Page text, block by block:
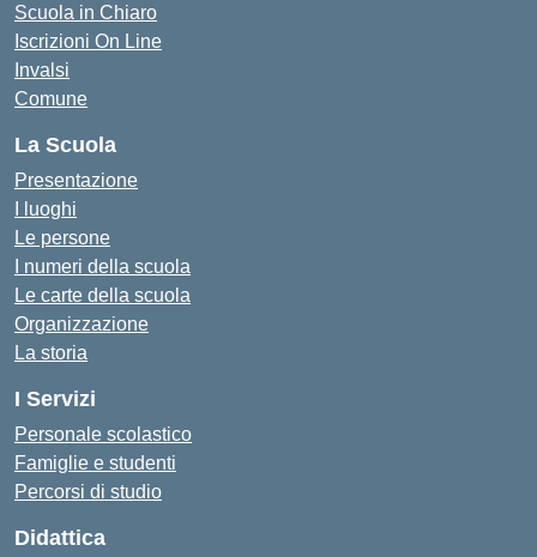
Scuola in Chiaro
Iscrizioni On Line
Invalsi
Comune
La Scuola
Presentazione
I luoghi
Le persone
I numeri della scuola
Le carte della scuola
Organizzazione
La storia
I Servizi
Personale scolastico
Famiglie e studenti
Percorsi di studio
Didattica